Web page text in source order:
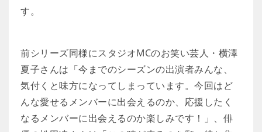
す。
前シリーズ同様にスタジオMCのお笑い芸人・横澤
夏子さんは「今までのシーズンの出演者みんな、
気付くと味方になってしまっています。今回はど
んな愛せるメンバーに出会えるのか、応援したく
なるメンバーに出会えるのか楽しみです！」、俳